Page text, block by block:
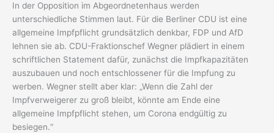
In der Opposition im Abgeordnetenhaus werden
unterschiedliche Stimmen laut. Für die Berliner CDU ist eine
allgemeine Impfpflicht grundsätzlich denkbar, FDP und AfD
lehnen sie ab. CDU-Fraktionschef Wegner plädiert in einem
schriftlichen Statement dafür, zunächst die Impfkapazitäten
auszubauen und noch entschlossener für die Impfung zu
werben. Wegner stellt aber klar: „Wenn die Zahl der
Impfverweigerer zu groß bleibt, könnte am Ende eine
allgemeine Impfpflicht stehen, um Corona endgültig zu
besiegen.“